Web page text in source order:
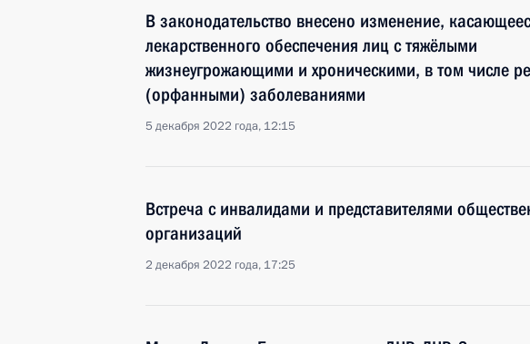
В законодательство внесено изменение,
лекарственного обеспечения лиц с тяжёлыми
жизнеугрожающими и хроническими, в том числе
(орфанными) заболеваниями
5 декабря 2022 года, 12:15
Встреча с инвалидами и представителями
организаций
2 декабря 2022 года, 17:25